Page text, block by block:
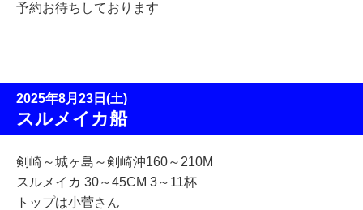
予約お待ちしております
2025年8月23日(土)
スルメイカ船
剣崎～城ヶ島～剣崎沖160～210M
スルメイカ 30～45CM 3～11杯
トップは小菅さん